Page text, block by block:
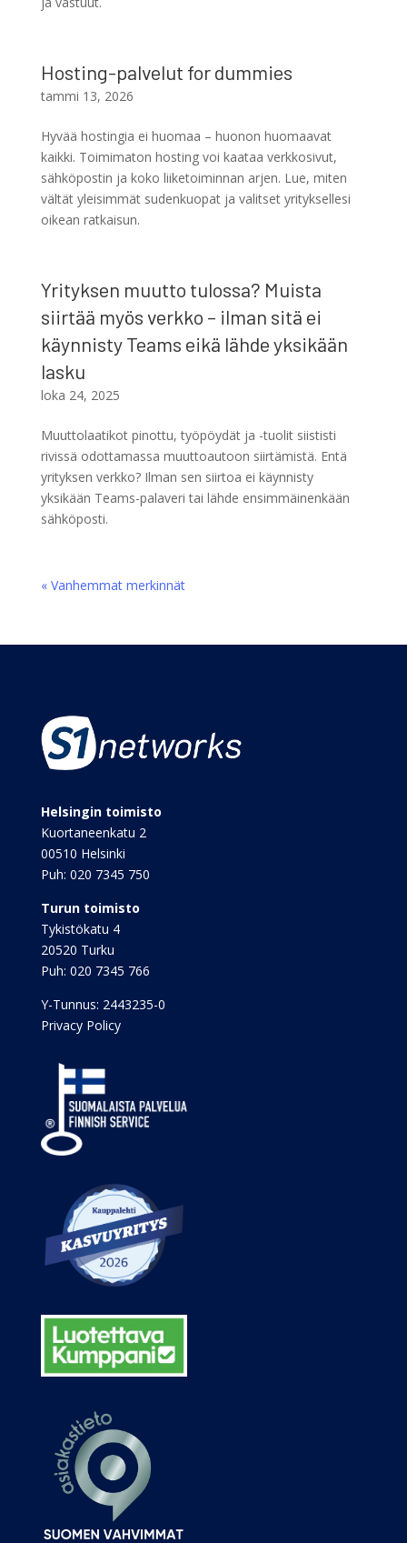
Hosting-palvelut for dummies
tammi 13, 2026
Hyvää hostingia ei huomaa – huonon huomaavat
kaikki. Toimimaton hosting voi kaataa verkkosivut,
sähköpostin ja koko liiketoiminnan arjen. Lue, miten
vältät yleisimmät sudenkuopat ja valitset yrityksellesi
oikean ratkaisun.
Yrityksen muutto tulossa? Muista
siirtää myös verkko – ilman sitä ei
käynnisty Teams eikä lähde yksikään
lasku
loka 24, 2025
Muuttolaatikot pinottu, työpöydät ja -tuolit siististi
rivissä odottamassa muuttoautoon siirtämistä. Entä
yrityksen verkko? Ilman sen siirtoa ei käynnisty
yksikään Teams-palaveri tai lähde ensimmäinenkään
sähköposti.
« Vanhemmat merkinnät
Helsingin toimisto
Kuortaneenkatu 2
00510 Helsinki
Puh: 020 7345 750
Turun toimisto
Tykistökatu 4
20520 Turku
Puh: 020 7345 766
Y-Tunnus: 2443235-0
Privacy Policy